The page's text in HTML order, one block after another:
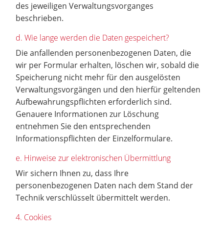
des jeweiligen Verwaltungsvorganges
beschrieben.
d. Wie lange werden die Daten gespeichert?
Die anfallenden personenbezogenen Daten, die
wir per Formular erhalten, löschen wir, sobald die
Speicherung nicht mehr für den ausgelösten
Verwaltungsvorgängen und den hierfür geltenden
Aufbewahrungspflichten erforderlich sind.
Genauere Informationen zur Löschung
entnehmen Sie den entsprechenden
Informationspflichten der Einzelformulare.
e. Hinweise zur elektronischen Übermittlung
Wir sichern Ihnen zu, dass Ihre
personenbezogenen Daten nach dem Stand der
Technik verschlüsselt übermittelt werden.
4. Cookies